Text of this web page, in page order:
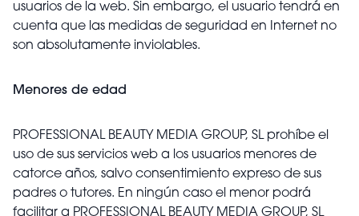
usuarios de la web. Sin embargo, el usuario tendrá en
cuenta que las medidas de seguridad en Internet no
son absolutamente inviolables.
Menores de edad
PROFESSIONAL BEAUTY MEDIA GROUP, SL prohíbe el
uso de sus servicios web a los usuarios menores de
catorce años, salvo consentimiento expreso de sus
padres o tutores. En ningún caso el menor podrá
facilitar a PROFESSIONAL BEAUTY MEDIA GROUP, SL